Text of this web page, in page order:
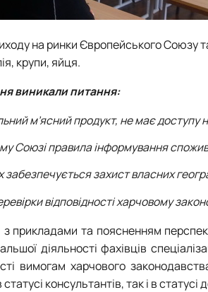
на ринки Європейського Союзу
крупи, яйця.
виникали питання:
м’ясний продукт, не має доступу
Союзі правила інформування
захист власних
відповідності харчовому
з прикладами та поясненням
діяльності фахівців
вимогам харчового
консультантів, так і в статусі